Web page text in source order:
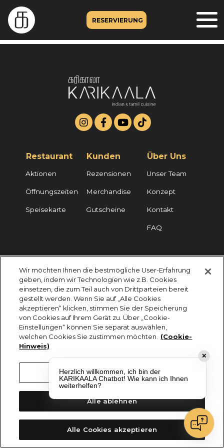
RESERVIERUNG
Restaurant
Aktionen
Öffnungszeiten
Speisekarte
Kunden
Rezensionen
Merchandise
Gutscheine
Über Uns
Unser Team
Konzept
Kontakt
FAQ
KARIKAALA ©2026 - Saily Food Service GmbH
Alle Rechte vorbehalten
✕
Herzlich willkommen, ich bin der
KARIKAALA Chatbot! Wie kann ich Ihnen
weiterhelfen?
Wir möchten Ihnen die bestmögliche User-Erfahrung
geben, indem wir Technologien wie z.B. Cookies
einsetzen, die zum Teil auch von Drittparteien bereit
gestellt werden. Wenn Sie auf „Alle Cookies
akzeptieren“ klicken, stimmen Sie der Speicherung
von Cookies auf Ihrem Gerät zu. Über „Cookie-
Einstellungen“ können Sie separat auswählen,
welchen Cookies Sie zustimmen möchten.
(Cookie-
Hinweis)
Cookie-Einstellungen
Alle ablehnen
Alle Cookies akzeptieren